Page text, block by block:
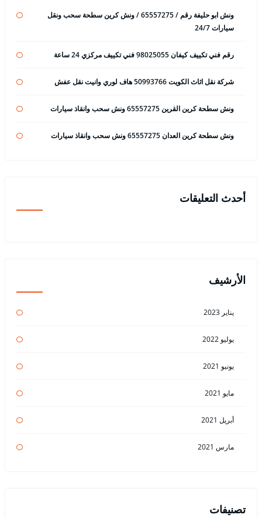
ونش ابو حليفة رقم / 65557275 / ونش كرين سطحة سحب ونقل
سيارات 24/7
رقم فني تكييف كيفان 98025055 فني تكييف مركزي 24 ساعة
شركة نقل اثاث الكويت 50993766 هاف لوري وانيت نقل عفش
ونش سطحة كرين القرين 65557275 ونش سحب وانقاذ سيارات
ونش سطحة كرين العدان 65557275 ونش سحب وانقاذ سيارات
أحدث التعليقات
الأرشيف
يناير 2023
يوليو 2022
يونيو 2021
مايو 2021
أبريل 2021
مارس 2021
تصنيفات